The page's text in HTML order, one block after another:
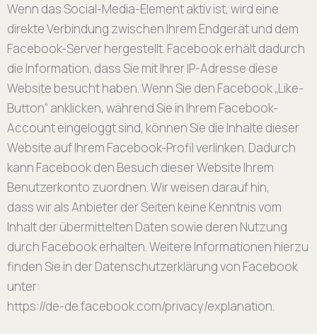
Wenn das Social-Media-Element aktiv ist, wird eine
direkte Verbindung zwischen Ihrem Endgerät und dem
Facebook-Server hergestellt. Facebook erhält dadurch
die Information, dass Sie mit Ihrer IP-Adresse diese
Website besucht haben. Wenn Sie den Facebook „Like-
Button“ anklicken, während Sie in Ihrem Facebook-
Account eingeloggt sind, können Sie die Inhalte dieser
Website auf Ihrem Facebook-Profil verlinken. Dadurch
kann Facebook den Besuch dieser Website Ihrem
Benutzerkonto zuordnen. Wir weisen darauf hin,
dass wir als Anbieter der Seiten keine Kenntnis vom
Inhalt der übermittelten Daten sowie deren Nutzung
durch Facebook erhalten. Weitere Informationen hierzu
finden Sie in der Datenschutzerklärung von Facebook
unter:
https://de-de.facebook.com/privacy/explanation.